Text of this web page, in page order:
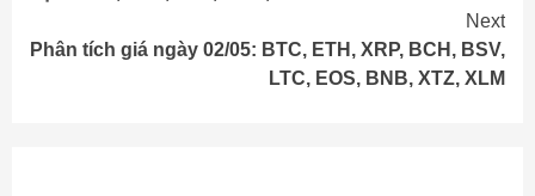
Next
Phân tích giá ngày 02/05: BTC, ETH, XRP, BCH, BSV,
LTC, EOS, BNB, XTZ, XLM